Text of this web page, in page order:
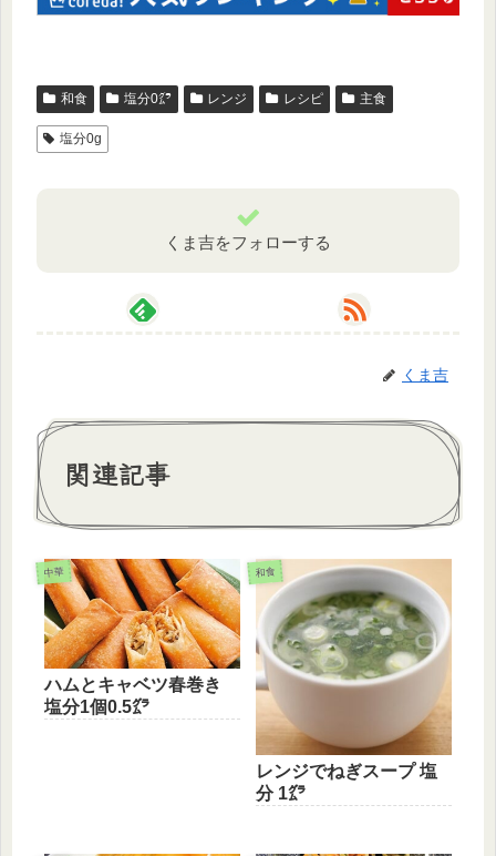
和食 塩分0㌘ レンジ レシピ 主食
塩分0g
くま吉をフォローする
くま吉
関連記事
中華
ハムとキャベツ春巻き
塩分1個0.5㌘
和食
レンジでねぎスープ 塩
分 1㌘